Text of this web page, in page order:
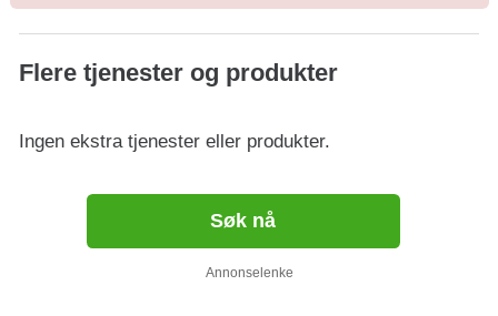
Flere tjenester og produkter
Ingen ekstra tjenester eller produkter.
Søk nå
Annonselenke